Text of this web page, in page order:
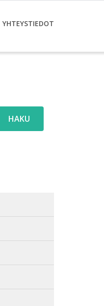
YHTEYSTIEDOT
HAKU